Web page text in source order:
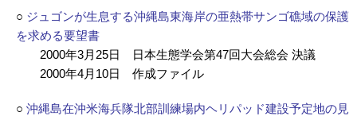
○ ジュゴンが生息する沖縄島東海岸の亜熱帯サンゴ礁域の保護
を求める要望書
2000年3月25日 日本生態学会第47回大会総会 決議
2000年4月10日 作成ファイル
○ 沖縄島在沖米海兵隊北部訓練場内ヘリパッド建設予定地の見